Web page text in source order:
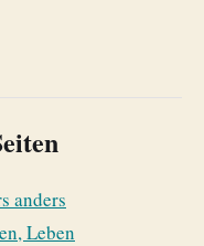
anders
Leben